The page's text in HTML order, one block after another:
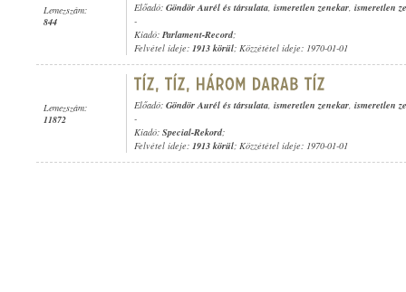
Lemezszám:
844
Előadó: Göndör Aurél és társulata, ismeretlen zenekar, ismeretlen
-
Kiadó: Parlament-Record;
Felvétel ideje: 1913 körül; Közzététel ideje: 1970-01-01
Lemezszám:
11872
Előadó: Göndör Aurél és társulata, ismeretlen zenekar, ismeretlen
-
Kiadó: Special-Rekord;
Felvétel ideje: 1913 körül; Közzététel ideje: 1970-01-01